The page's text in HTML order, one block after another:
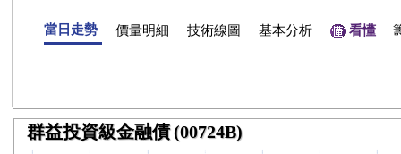
當日走勢 價量明細 技術線圖 基本分析 看懂